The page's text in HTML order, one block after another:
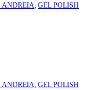
ANDREIA, GEL POLISH
ANDREIA, GEL POLISH